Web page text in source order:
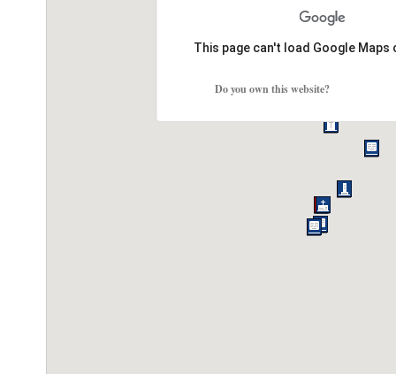
This page can't load Google
Do you own this website?